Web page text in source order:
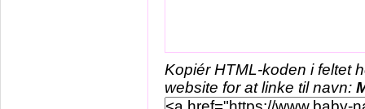
Kopiér HTML-koden i feltet
website for at linke til navn: